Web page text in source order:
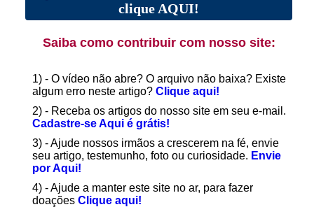
clique AQUI!
Saiba como contribuir com nosso site:
1) - O vídeo não abre? O arquivo não baixa? Existe
algum erro neste artigo? Clique aqui!
2) - Receba os artigos do nosso site em seu e-mail.
Cadastre-se Aqui é grátis!
3) - Ajude nossos irmãos a crescerem na fé, envie
seu artigo, testemunho, foto ou curiosidade. Envie
por Aqui!
4) - Ajude a manter este site no ar, para fazer
doações Clique aqui!